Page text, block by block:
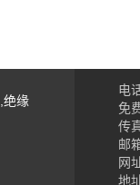
绝缘
电
免
传
邮
网
地